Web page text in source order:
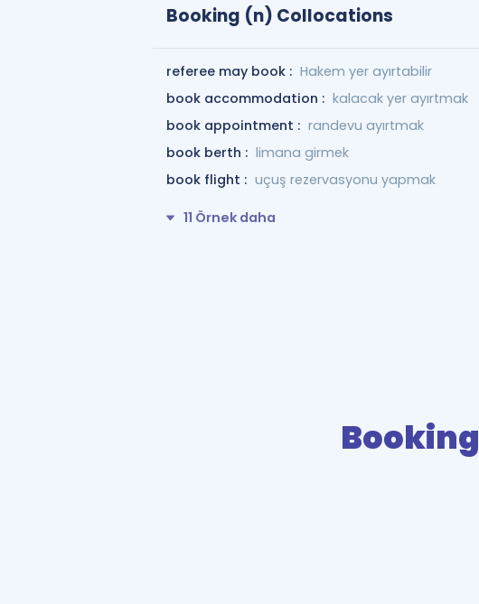
Booking (n) Collocations
referee may book : Hakem yer ayırtabilir
book accommodation : kalacak yer ayırtmak
book appointment : randevu ayırtmak
book berth : limana girmek
book flight : uçuş rezervasyonu yapmak
11 Örnek daha
Booking